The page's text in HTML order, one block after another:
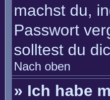
machst du,
Passwort
solltest du
Nach oben
» Ich habe